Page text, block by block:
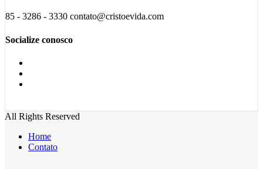
85 - 3286 - 3330 contato@cristoevida.com
Socialize conosco
All Rights Reserved
Home
Contato